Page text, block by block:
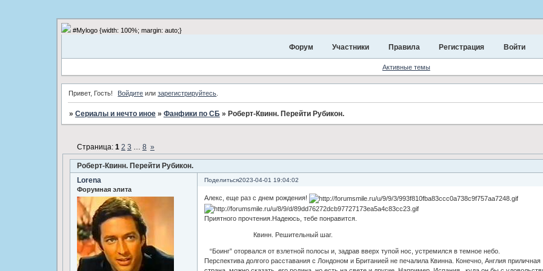
#Mylogo {width: 100%; margin: auto;}
Форум Участники Правила Регистрация Войти
Активные темы
Привет, Гость! Войдите илизарегистрируйтесь
» Сериалы и нечто иное » Фанфики по СБ » Роберт-Квинн. Перейти Рубикон.
Роберт-Квинн. Перейти Рубикон.
Страница: 1 2 3 … 8 »
Поделиться2023-04-01 19:04:02
Lorena
Форумная элита
Алекс, еще раз с днем рождения!
Приятного прочтения.Надеюсь, тебе понравится.
Квинн. Решительный шаг.
“Боинг” оторвался от взлетной полосы и, задрав вверх тупой нос, устремился в темное небо.
Перспектива долгого расставания с Лондоном и Британией не печалила Квинна. Конечно, Англия приличная